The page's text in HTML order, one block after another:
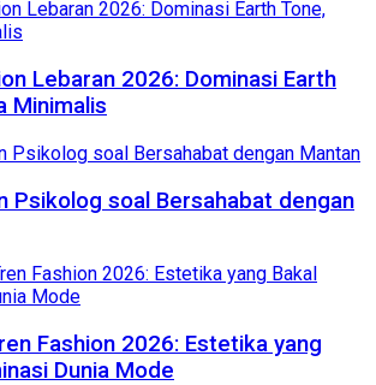
Lebaran 2026: Dominasi Earth
Minimalis
Psikolog soal Bersahabat dengan
Fashion 2026: Estetika yang
Dunia Mode